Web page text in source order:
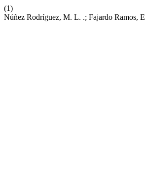
(1)
Núñez Rodríguez, M. L. .; Fajardo Ramos,